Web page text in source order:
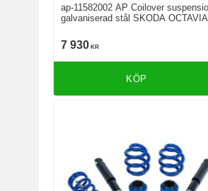
ap-11582002 AP Coilover
galvaniserad stål SKODA OCTAVIA I
7 930 KR
KÖP